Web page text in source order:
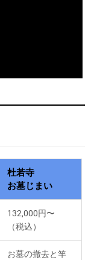
杜若寺
お墓じまい
132,000円〜
（税込）
お墓の撤去と竿